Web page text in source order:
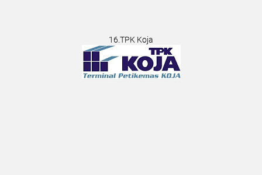
16.TPK Koja